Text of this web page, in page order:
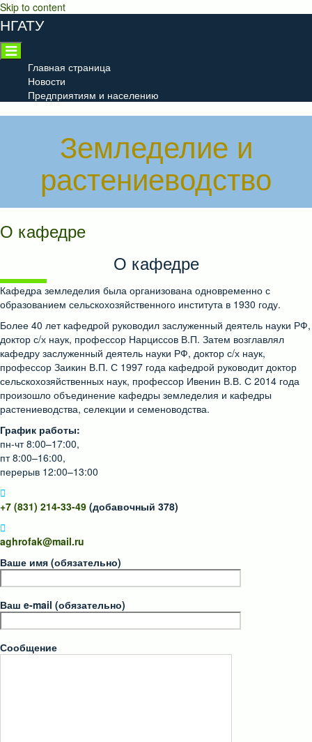
Skip to content
НГАТУ
Главная страница
Новости
Предприятиям и населению
Земледелие и
растениеводство
О кафедре
О кафедре
Кафедра земледелия была организована одновременно с
образованием сельскохозяйственного института в 1930 году.
Более 40 лет кафедрой руководил заслуженный деятель науки РФ,
доктор с/х наук, профессор Нарциссов В.П. Затем возглавлял
кафедру заслуженный деятель науки РФ, доктор с/х наук,
профессор Заикин В.П. С 1997 года кафедрой руководит доктор
сельскохозяйственных наук, профессор Ивенин В.В. С 2014 года
произошло объединение кафедры земледелия и кафедры
растениеводства, селекции и семеноводства.
График работы:
пн-чт 8:00–17:00,
пт 8:00–16:00,
перерыв 12:00–13:00
+7 (831) 214-33-49 (добавочный 378)
aghrofak@mail.ru
Ваше имя (обязательно)
Ваш e-mail (обязательно)
Сообщение